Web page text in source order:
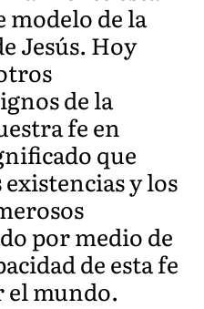
modelo de la
Jesús. Hoy
de la
fe en
que
y los
por medio de
de esta fe
mundo.